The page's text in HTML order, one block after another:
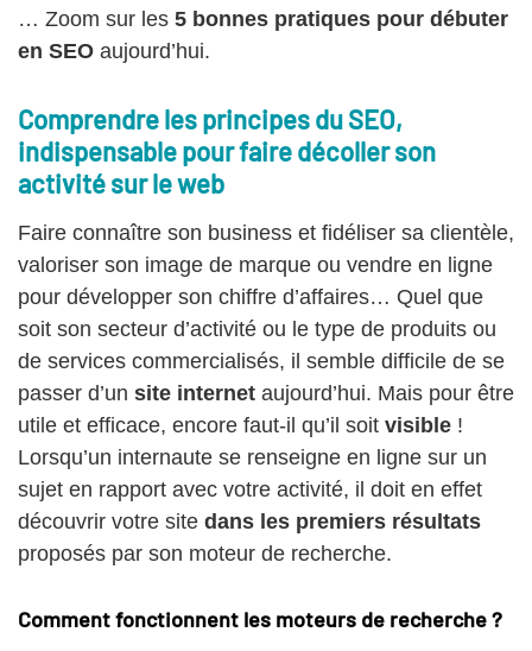
… Zoom sur les 5 bonnes pratiques pour débuter
en SEO aujourd’hui.
Comprendre les principes du SEO,
indispensable pour faire décoller son
activité sur le web
Faire connaître son business et fidéliser sa clientèle,
valoriser son image de marque ou vendre en ligne
pour développer son chiffre d’affaires… Quel que
soit son secteur d’activité ou le type de produits ou
de services commercialisés, il semble difficile de se
passer d’un site internet aujourd’hui. Mais pour être
utile et efficace, encore faut-il qu’il soit visible !
Lorsqu’un internaute se renseigne en ligne sur un
sujet en rapport avec votre activité, il doit en effet
découvrir votre site dans les premiers résultats
proposés par son moteur de recherche.
Comment fonctionnent les moteurs de recherche ?